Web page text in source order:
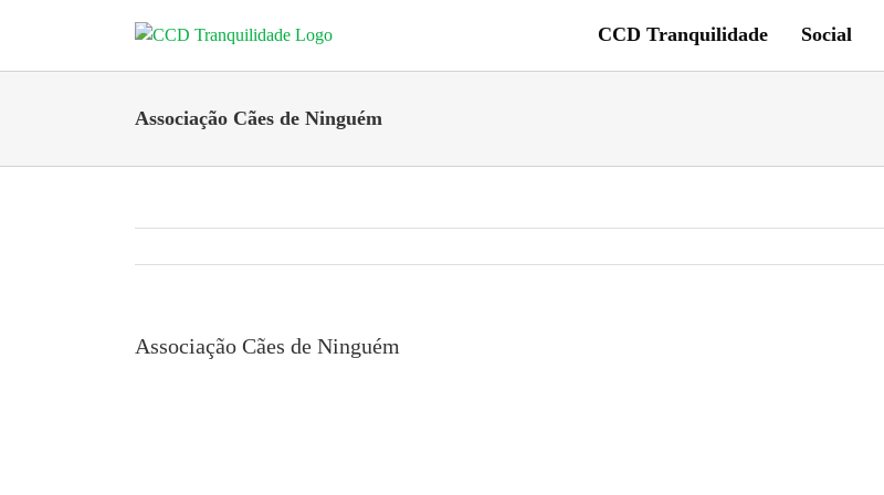
CCD Tranquilidade Social
Associação Cães de Ninguém
Associação Cães de Ninguém